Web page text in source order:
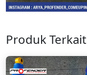
Produk Terkait